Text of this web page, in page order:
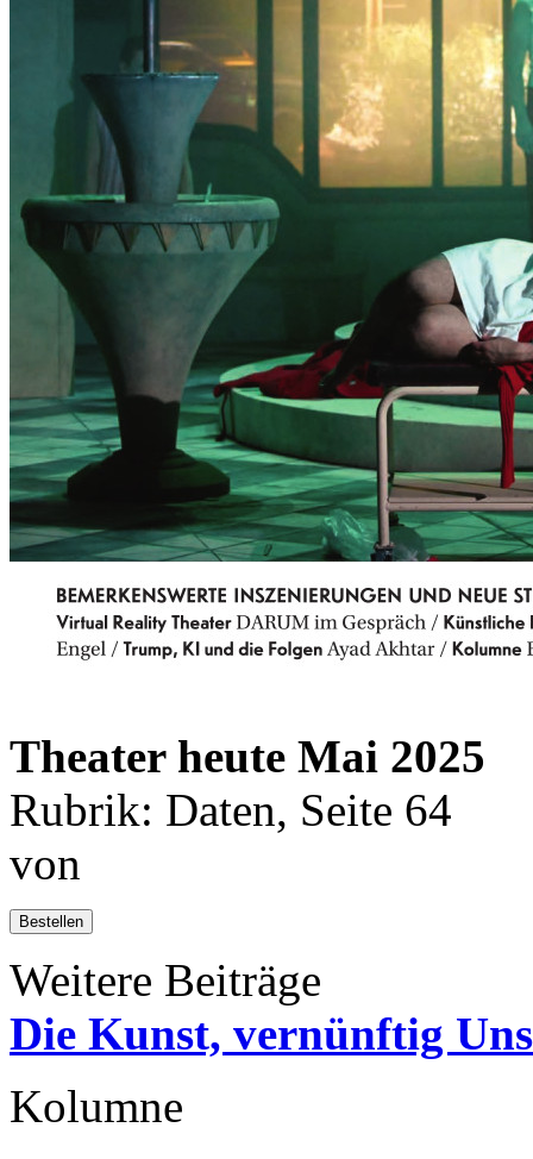
Theater heute Mai 2025
Rubrik: Daten, Seite 64
von
Bestellen
Weitere Beiträge
Die Kunst, vernünftig
Kolumne